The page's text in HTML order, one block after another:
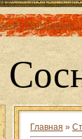
|Регистрация |
Главная »